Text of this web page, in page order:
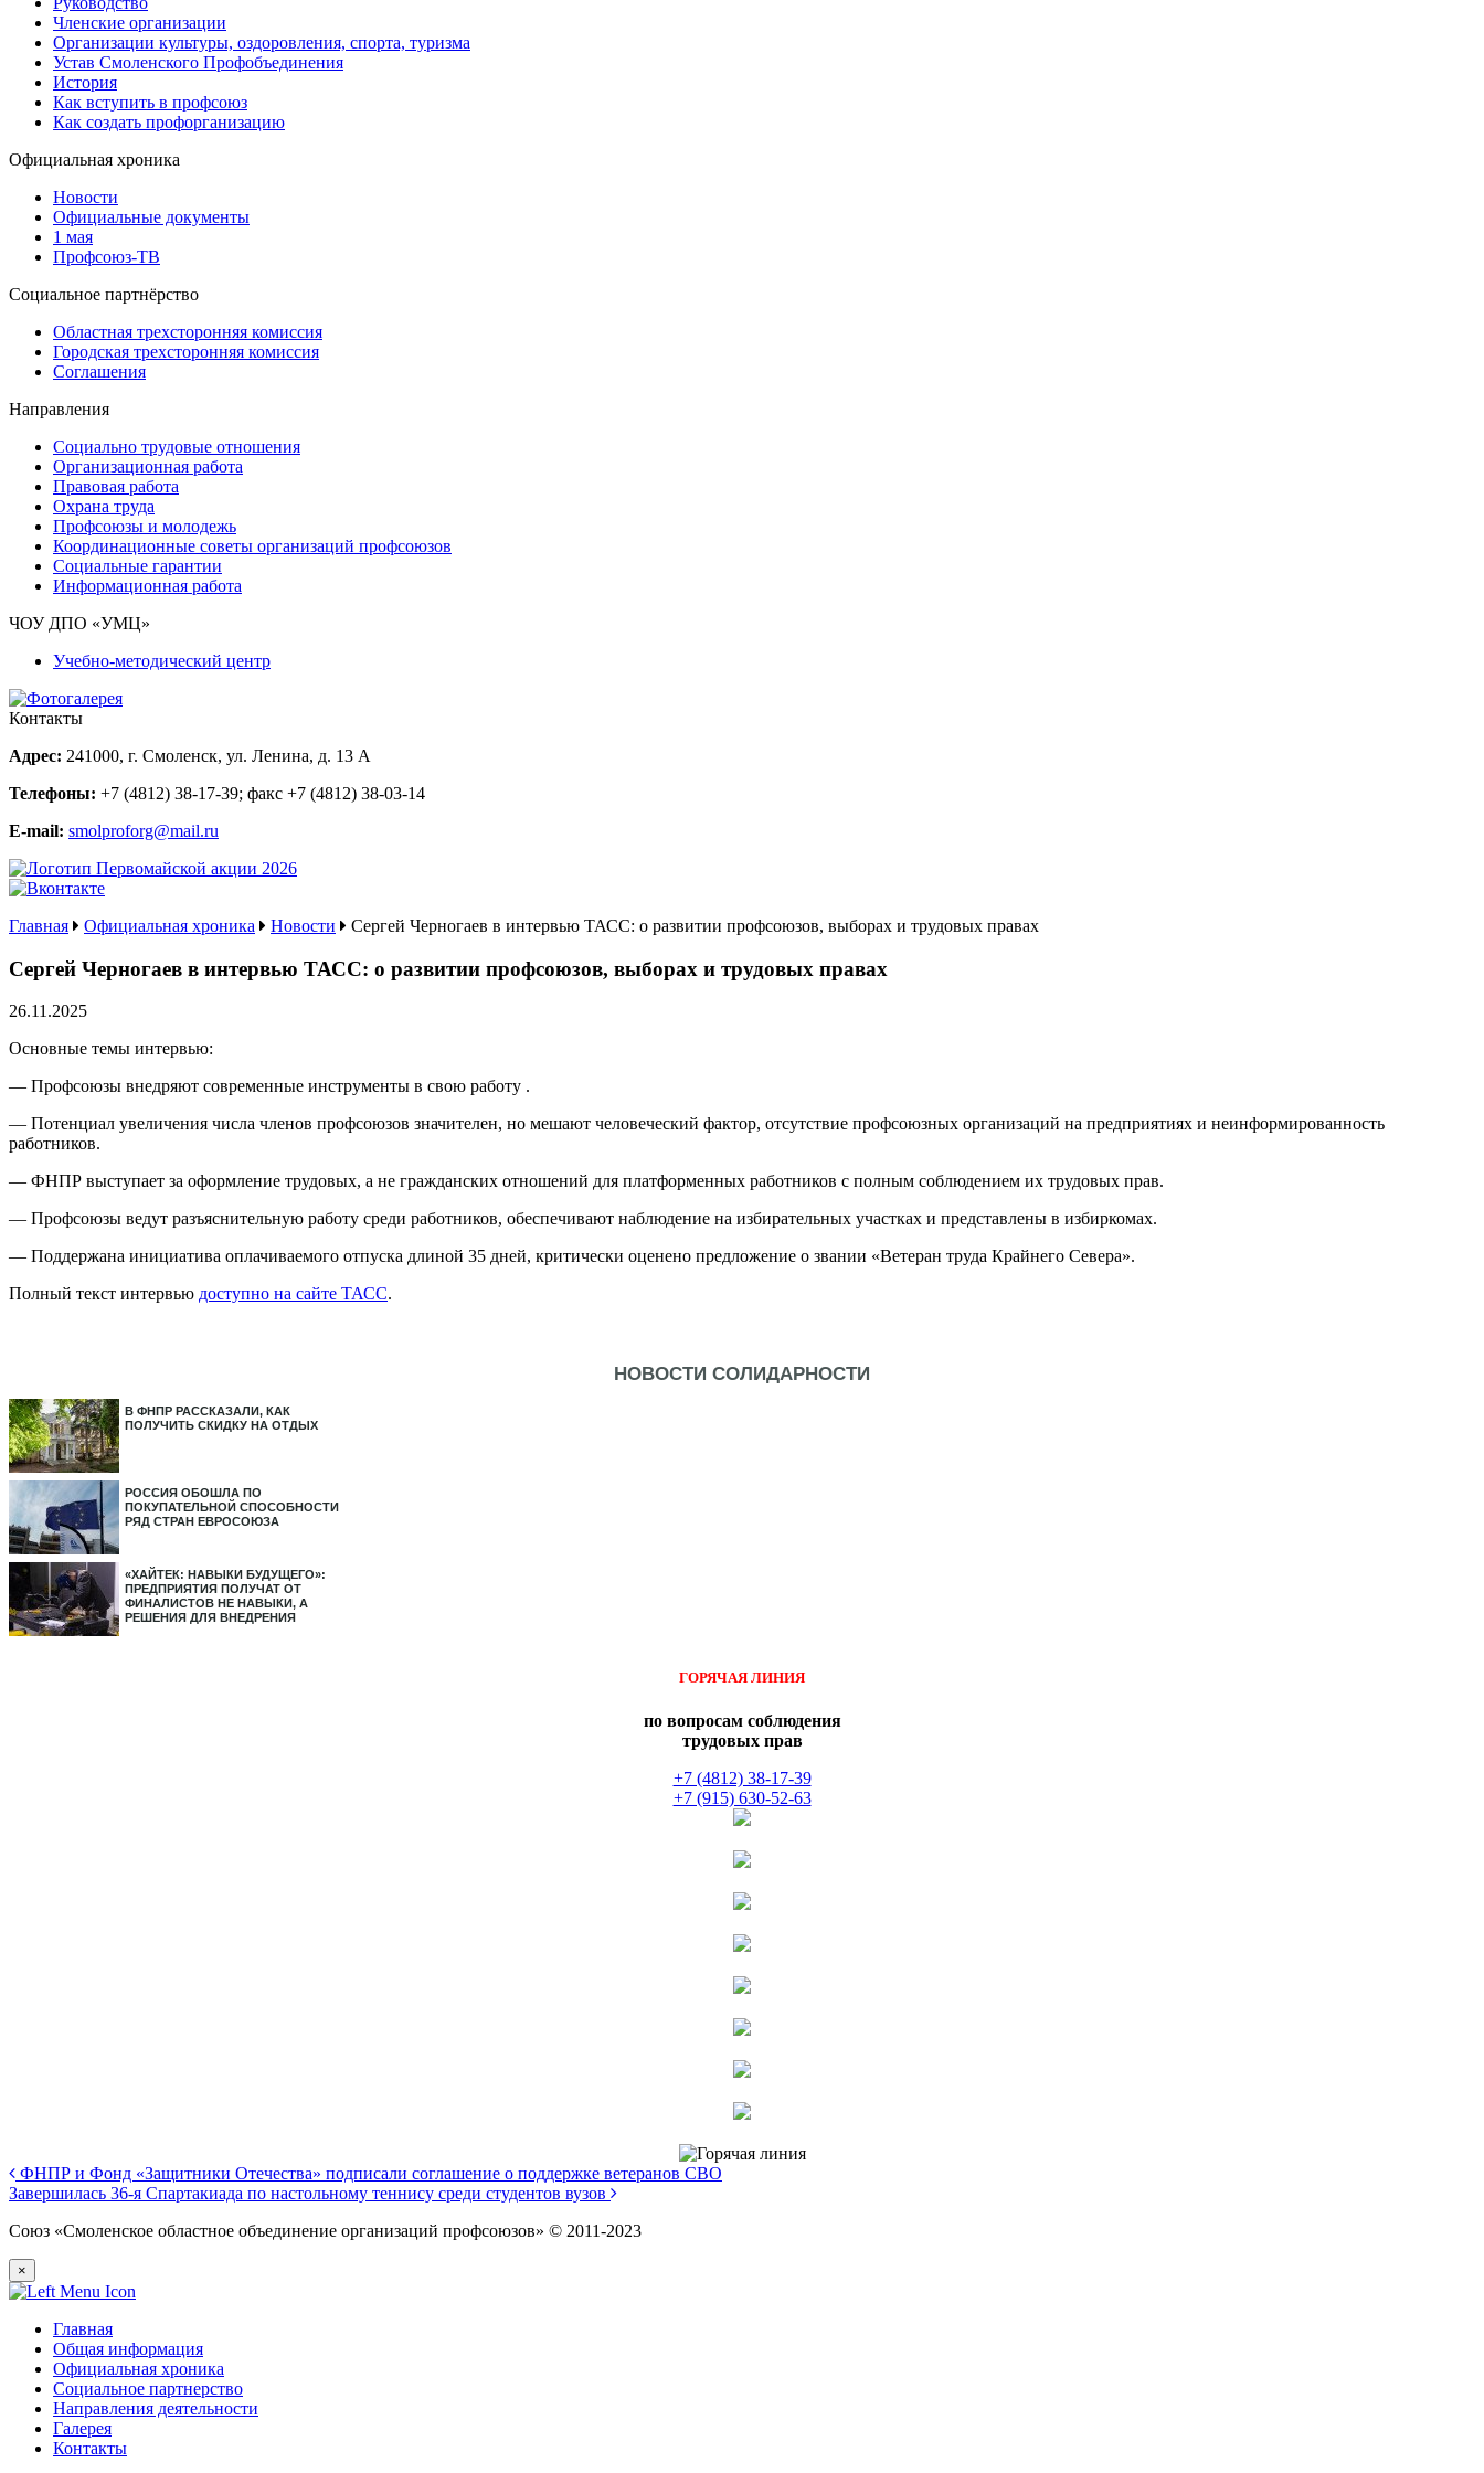
Членские организации
Организации культуры, оздоровления, спорта, туризма
Устав Смоленского Профобъединения
История
Как вступить в профсоюз
Как создать профорганизацию
Официальная хроника
Новости
Официальные документы
1 мая
Профсоюз-ТВ
Социальное партнёрство
Областная трехсторонняя комиссия
Городская трехсторонняя комиссия
Соглашения
Направления
Социально трудовые отношения
Организационная работа
Правовая работа
Охрана труда
Профсоюзы и молодежь
Координационные советы организаций профсоюзов
Социальные гарантии
Информационная работа
ЧОУ ДПО «УМЦ»
Учебно-методический центр
Контакты
Адрес: 241000, г. Смоленск, ул. Ленина, д. 13 А
Телефоны: +7 (4812) 38-17-39; факс +7 (4812) 38-03-14
E-mail: smolproforg@mail.ru
Главная Официальная хроника Новости Сергей Черногаев в интервью ТАСС: о развитии профсоюзов, выборах и трудовых правах
Сергей Черногаев в интервью ТАСС: о развитии профсоюзов, выборах и трудовых правах
26.11.2025
Основные темы интервью:
— Профсоюзы внедряют современные инструменты в свою работу .
— Потенциал увеличения числа членов профсоюзов значителен, но мешают человеческий фактор, отсутствие профсоюзных организаций на предприятиях и неинформированность
работников.
— ФНПР выступает за оформление трудовых, а не гражданских отношений для платформенных работников с полным соблюдением их трудовых прав.
— Профсоюзы ведут разъяснительную работу среди работников, обеспечивают наблюдение на избирательных участках и представлены в избиркомах.
— Поддержана инициатива оплачиваемого отпуска длиной 35 дней, критически оценено предложение о звании «Ветеран труда Крайнего Севера».
Полный текст интервью доступно на сайте ТАСС.
НОВОСТИ СОЛИДАРНОСТИ
В ФНПР РАССКАЗАЛИ, КАК
ПОЛУЧИТЬ СКИДКУ НА ОТДЫХ
РОССИЯ ОБОШЛА ПО
ПОКУПАТЕЛЬНОЙ СПОСОБНОСТИ
РЯД СТРАН ЕВРОСОЮЗА
«ХАЙТЕК: НАВЫКИ БУДУЩЕГО»:
ПРЕДПРИЯТИЯ ПОЛУЧАТ ОТ
ФИНАЛИСТОВ НЕ НАВЫКИ, А
РЕШЕНИЯ ДЛЯ ВНЕДРЕНИЯ
ГОРЯЧАЯ ЛИНИЯ
по вопросам соблюдения
трудовых прав
+7 (4812) 38-17-39
+7 (915) 630-52-63
ФНПР и Фонд «Защитники Отечества» подписали соглашение о поддержке ветеранов СВО
Завершилась 36-я Спартакиада по настольному теннису среди студентов вузов
Союз «Смоленское областное объединение организаций профсоюзов» © 2011-2023
×
Главная
Общая информация
Официальная хроника
Социальное партнерство
Направления деятельности
Галерея
Контакты